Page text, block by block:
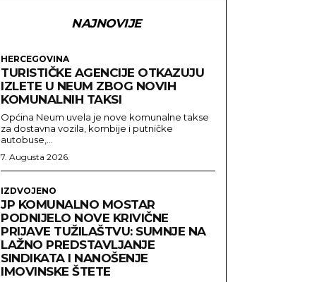
NAJNOVIJE
HERCEGOVINA
TURISTIČKE AGENCIJE OTKAZUJU
IZLETE U NEUM ZBOG NOVIH
KOMUNALNIH TAKSI
Općina Neum uvela je nove komunalne takse
za dostavna vozila, kombije i putničke
autobuse,...
7. Augusta 2026.
IZDVOJENO
JP KOMUNALNO MOSTAR
PODNIJELO NOVE KRIVIČNE
PRIJAVE TUŽILAŠTVU: SUMNJE NA
LAŽNO PREDSTAVLJANJE
SINDIKATA I NANOŠENJE
IMOVINSKE ŠTETE